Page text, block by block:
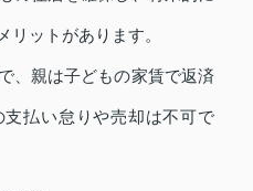
リットがあります。
、親は子どもの家賃で返済
払い怠りや売却は不可で